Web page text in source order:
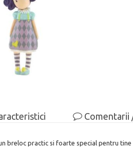
Comentarii
breloc practic si foarte special pentru